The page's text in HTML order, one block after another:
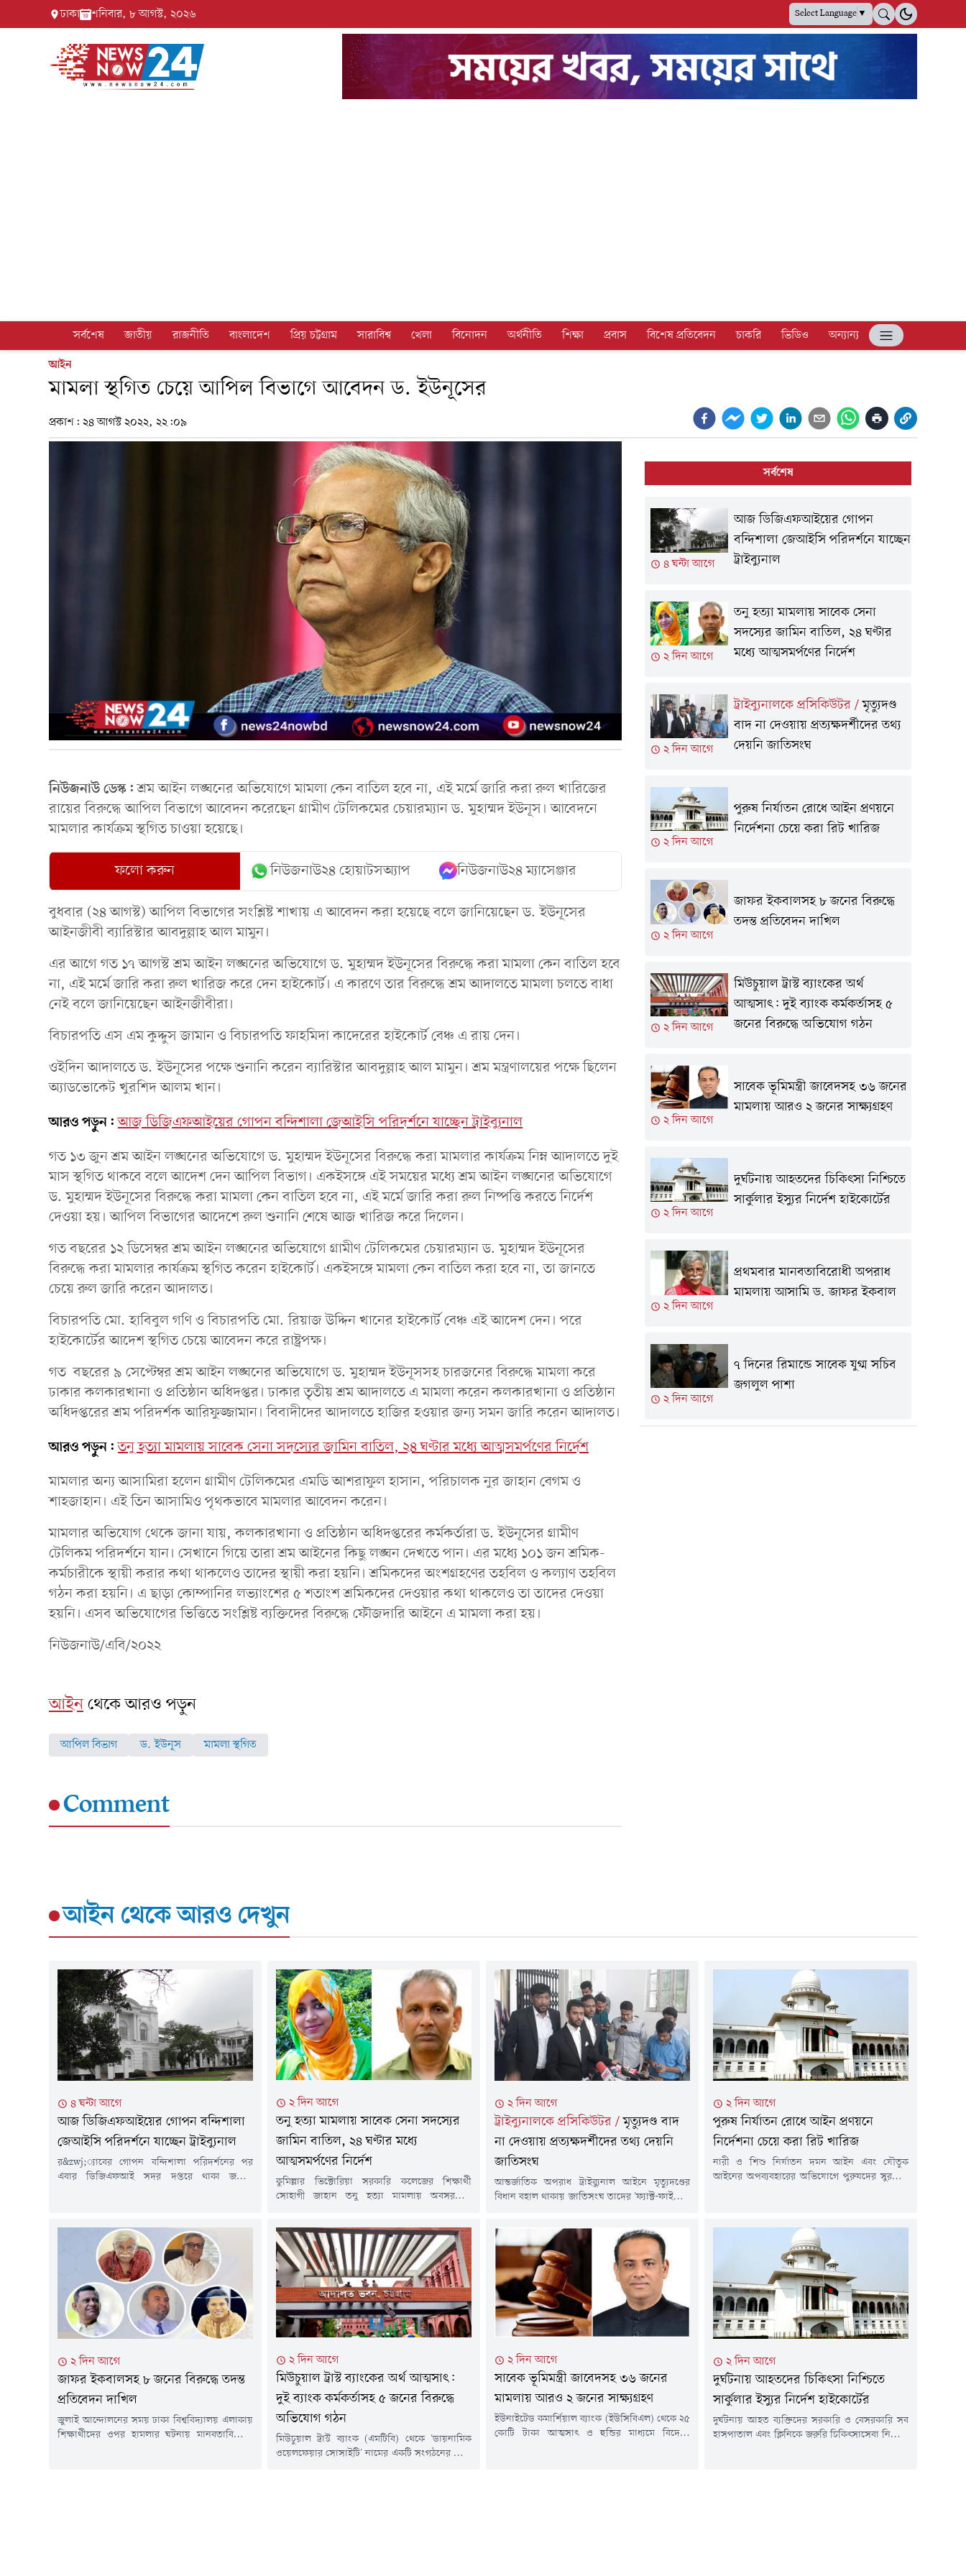
ঢাকা শনিবার, ৮ আগস্ট, ২০২৬ Select Language▼
সর্বশেষ জাতীয় রাজনীতি বাংলাদেশ প্রিয় চট্টগ্রাম সারাবিশ্ব খেলা বিনোদন অর্থনীতি শিক্ষা প্রবাস বিশেষ প্রতিবেদন চাকরি ভিডিও
অন্যান্য
আইন
মামলা স্থগিত চেয়ে আপিল বিভাগে আবেদন ড. ইউনূসের
প্রকাশ: ২৪ আগস্ট ২০২২, ২২:০৯
নিউজনাউ ডেস্ক:শ্রম আইন লঙ্ঘনের অভিযোগে মামলা কেন বাতিল হবে না, এই মর্মে জারি করা রুল খারিজের
রায়ের বিরুদ্ধে আপিল বিভাগে আবেদন করেছেন গ্রামীণ টেলিকমের চেয়ারম্যান ড. মুহাম্মদ ইউনূস। আবেদনে
মামলার কার্যক্রম স্থগিত চাওয়া হয়েছে।
ফলো করুন নিউজনাউ২৪ হোয়াটসঅ্যাপ নিউজনাউ২৪ ম্যাসেঞ্জার
বুধবার (২৪ আগস্ট) আপিল বিভাগের সংশ্লিষ্ট শাখায় এ আবেদন করা হয়েছে বলে জানিয়েছেন ড. ইউনূসের
আইনজীবী ব্যারিস্টার আবদুল্লাহ আল মামুন।
এর আগে গত ১৭ আগস্ট শ্রম আইন লঙ্ঘনের অভিযোগে ড. মুহাম্মদ ইউনূসের বিরুদ্ধে করা মামলা কেন বাতিল হবে
না, এই মর্মে জারি করা রুল খারিজ করে দেন হাইকোর্ট। এ কারণে তার বিরুদ্ধে শ্রম আদালতে মামলা চলতে বাধা
নেই বলে জানিয়েছেন আইনজীবীরা।
বিচারপতি এস এম কুদ্দুস জামান ও বিচারপতি ফাহমিদা কাদেরের হাইকোর্ট বেঞ্চ এ রায় দেন।
ওইদিন আদালতে ড. ইউনূসের পক্ষে শুনানি করেন ব্যারিস্টার আবদুল্লাহ আল মামুন। শ্রম মন্ত্রণালয়ের পক্ষে ছিলেন
অ্যাডভোকেট খুরশিদ আলম খান।
আরও পড়ুন: আজ ডিজিএফআইয়ের গোপন বন্দিশালা জেআইসি পরিদর্শনে যাচ্ছেন ট্রাইব্যুনাল
গত ১৩ জুন শ্রম আইন লঙ্ঘনের অভিযোগে ড. মুহাম্মদ ইউনূসের বিরুদ্ধে করা মামলার কার্যক্রম নিম্ন আদালতে দুই
মাস স্থগিত থাকবে বলে আদেশ দেন আপিল বিভাগ। একইসঙ্গে এই সময়ের মধ্যে শ্রম আইন লঙ্ঘনের অভিযোগে
ড. মুহাম্মদ ইউনূসের বিরুদ্ধে করা মামলা কেন বাতিল হবে না, এই মর্মে জারি করা রুল নিষ্পত্তি করতে নির্দেশ
দেওয়া হয়। আপিল বিভাগের আদেশে রুল শুনানি শেষে আজ খারিজ করে দিলেন।
গত বছরের ১২ ডিসেম্বর শ্রম আইন লঙ্ঘনের অভিযোগে গ্রামীণ টেলিকমের চেয়ারম্যান ড. মুহাম্মদ ইউনূসের
বিরুদ্ধে করা মামলার কার্যক্রম স্থগিত করেন হাইকোর্ট। একইসঙ্গে মামলা কেন বাতিল করা হবে না, তা জানতে
চেয়ে রুল জারি করেন আদালত।
বিচারপতি মো. হাবিবুল গণি ও বিচারপতি মো. রিয়াজ উদ্দিন খানের হাইকোর্ট বেঞ্চ এই আদেশ দেন। পরে
হাইকোর্টের আদেশ স্থগিত চেয়ে আবেদন করে রাষ্ট্রপক্ষ।
গত বছরের ৯ সেপ্টেম্বর শ্রম আইন লঙ্ঘনের অভিযোগে ড. মুহাম্মদ ইউনূসসহ চারজনের বিরুদ্ধে মামলা করে
ঢাকার কলকারখানা ও প্রতিষ্ঠান অধিদপ্তর। ঢাকার তৃতীয় শ্রম আদালতে এ মামলা করেন কলকারখানা ও প্রতিষ্ঠান
অধিদপ্তরের শ্রম পরিদর্শক আরিফুজ্জামান। বিবাদীদের আদালতে হাজির হওয়ার জন্য সমন জারি করেন আদালত।
আরও পড়ুন: তনু হত্যা মামলায় সাবেক সেনা সদস্যের জামিন বাতিল, ২৪ ঘণ্টার মধ্যে আত্মসমর্পণের নির্দেশ
মামলার অন্য আসামিরা হলেন গ্রামীণ টেলিকমের এমডি আশরাফুল হাসান, পরিচালক নুর জাহান বেগম ও
শাহজাহান। এই তিন আসামিও পৃথকভাবে মামলার আবেদন করেন।
মামলার অভিযোগ থেকে জানা যায়, কলকারখানা ও প্রতিষ্ঠান অধিদপ্তরের কর্মকর্তারা ড. ইউনূসের গ্রামীণ
টেলিকম পরিদর্শনে যান। সেখানে গিয়ে তারা শ্রম আইনের কিছু লঙ্ঘন দেখতে পান। এর মধ্যে ১০১ জন শ্রমিক-
কর্মচারীকে স্থায়ী করার কথা থাকলেও তাদের স্থায়ী করা হয়নি। শ্রমিকদের অংশগ্রহণের তহবিল ও কল্যাণ তহবিল
গঠন করা হয়নি। এ ছাড়া কোম্পানির লভ্যাংশের ৫ শতাংশ শ্রমিকদের দেওয়ার কথা থাকলেও তা তাদের দেওয়া
হয়নি। এসব অভিযোগের ভিত্তিতে সংশ্লিষ্ট ব্যক্তিদের বিরুদ্ধে ফৌজদারি আইনে এ মামলা করা হয়।
নিউজনাউ/এবি/২০২২
আইনথেকে আরও পড়ুন
আপিল বিভাগ ড. ইউনূস মামলা স্থগিত
Comment
সর্বশেষ
৪ ঘন্টা আগে
আজ ডিজিএফআইয়ের গোপন
বন্দিশালা জেআইসি পরিদর্শনে যাচ্ছেন
ট্রাইব্যুনাল
২ দিন আগে
তনু হত্যা মামলায় সাবেক সেনা
সদস্যের জামিন বাতিল, ২৪ ঘণ্টার
মধ্যে আত্মসমর্পণের নির্দেশ
২ দিন আগে
ট্রাইব্যুনালকে প্রসিকিউটর/মৃত্যুদণ্ড
বাদ না দেওয়ায় প্রত্যক্ষদর্শীদের তথ্য
দেয়নি জাতিসংঘ
২ দিন আগে
পুরুষ নির্যাতন রোধে আইন প্রণয়নে
নির্দেশনা চেয়ে করা রিট খারিজ
২ দিন আগে
জাফর ইকবালসহ ৮ জনের বিরুদ্ধে
তদন্ত প্রতিবেদন দাখিল
২ দিন আগে
মিউচুয়াল ট্রাস্ট ব্যাংকের অর্থ
আত্মসাৎ: দুই ব্যাংক কর্মকর্তাসহ ৫
জনের বিরুদ্ধে অভিযোগ গঠন
২ দিন আগে
সাবেক ভূমিমন্ত্রী জাবেদসহ ৩৬ জনের
মামলায় আরও ২ জনের সাক্ষ্যগ্রহণ
২ দিন আগে
দুর্ঘটনায় আহতদের চিকিৎসা নিশ্চিতে
সার্কুলার ইস্যুর নির্দেশ হাইকোর্টের
২ দিন আগে
প্রথমবার মানবতাবিরোধী অপরাধ
মামলায় আসামি ড. জাফর ইকবাল
২ দিন আগে
৭ দিনের রিমান্ডে সাবেক যুগ্ম সচিব
জগলুল পাশা
আইনথেকে আরও দেখুন
৪ ঘন্টা আগে
আজ ডিজিএফআইয়ের গোপন বন্দিশালা
জেআইসি পরিদর্শনে যাচ্ছেন ট্রাইব্যুনাল
র&zwj;্যাবের গোপন বন্দিশালা পরিদর্শনের পর
এবার ডিজিএফআই সদর দপ্তরে থাকা জয়েন্ট
১১টার দিকে এ পরিদর্শনে যাওয়ার কথা রয়েছে
তাদের। আওয়ামী লীগ সরকারের শাসনামলে
সংঘটিত গুম-নির্যাতনের ঘটনায় হওয়া
মানবতাবিরোধী অপরাধের মামলার বিচারের স্বার্থে এ
পরিদর্শন বলে...
২ দিন আগে
তনু হত্যা মামলায় সাবেক সেনা সদস্যের
জামিন বাতিল, ২৪ ঘণ্টার মধ্যে
আত্মসমর্পণের নির্দেশ
কুমিল্লার ভিক্টোরিয়া সরকারি কলেজের শিক্ষার্থী
সোহাগী জাহান তনু হত্যা মামলায় অবসরপ্রাপ্ত
করেছেন আদালত। একই সঙ্গে তাকে ২৪ ঘণ্টার মধ্যে
আত্মসমর্পণের নির্দেশ দেওয়া হয়েছে।বৃহস্পতিবার (৬
আগস্ট) বিষয়টি নিশ্চিত করেন অ্যাটর্নি জেনারেল মো.
রুহুল কুদ্দুস কাজল।এর আগে গত ২ আগস্ট হাইকোর্টের
বিচারপতি জাকির আহমেদ ও বিচারপতি সাথীকা...
২ দিন আগে
ট্রাইব্যুনালকে প্রসিকিউটর /মৃত্যুদণ্ড বাদ
না দেওয়ায় প্রত্যক্ষদর্শীদের তথ্য দেয়নি
জাতিসংঘ
আন্তর্জাতিক অপরাধ ট্রাইব্যুনাল আইনে মৃত্যুদণ্ডের
বিধান বহাল থাকায় জাতিসংঘ তাদের 'ফ্যাক্ট-ফাইন্ডিং'
করেনি বলে জানিয়েছেন প্রসিকিউটর গাজী
মোনাওয়ার হুসাইন তামীম।বৃহস্পতিবার (৬ আগস্ট)
আন্তর্জাতিক অপরাধ ট্রাইব্যুনাল-২-এ একটি মামলার
শুনানিতে এ তথ্য জানিয়েছেন তিনি।ট্রাইব্যুনাল-২-এ
আজ জুলাই গণ-অভ্যুত্থানের সময় সংঘটিত
মানবতাবিরোধী অপরাধের ঘটনায় আওয়ামী লীগের
(কার্যক্রম নিষিদ্ধ) সাধারণ সম্পাদক...
২ দিন আগে
পুরুষ নির্যাতন রোধে আইন প্রণয়নে
নির্দেশনা চেয়ে করা রিট খারিজ
নারী ও শিশু নির্যাতন দমন আইন এবং যৌতুক
আইনের অপব্যবহারের অভিযোগে পুরুষদের সুরক্ষায়
বিচারপতি দেবাশীষ রায় চৌধুরীর সমন্বয়ে গঠিত
হাইকোর্ট বেঞ্চ বৃহস্পতিবার (৬ আগস্ট) শুনানি শেষে এ
আদেশ দেন।বাটারফ্লাই হিউম্যান রাইটস
ফাউন্ডেশনের...
২ দিন আগে
জাফর ইকবালসহ ৮ জনের বিরুদ্ধে তদন্ত
প্রতিবেদন দাখিল
জুলাই আন্দোলনের সময় ঢাকা বিশ্ববিদ্যালয় এলাকায়
শিক্ষার্থীদের ওপর হামলার ঘটনায় মানবতাবিরোধী
২ দিন আগে
মিউচুয়াল ট্রাস্ট ব্যাংকের অর্থ আত্মসাৎ:
দুই ব্যাংক কর্মকর্তাসহ ৫ জনের বিরুদ্ধে
অভিযোগ গঠন
মিউচুয়াল ট্রাস্ট ব্যাংক (এমটিবি) থেকে 'ডায়নামিক
ওয়েলফেয়ার সোসাইটি' নামের একটি সংগঠনের নামে
২ দিন আগে
সাবেক ভূমিমন্ত্রী জাবেদসহ ৩৬ জনের
মামলায় আরও ২ জনের সাক্ষ্যগ্রহণ
ইউনাইটেড কমার্শিয়াল ব্যাংক (ইউসিবিএল) থেকে ২৫
কোটি টাকা আত্মসাৎ ও হুন্ডির মাধ্যমে বিদেশে
২ দিন আগে
দুর্ঘটনায় আহতদের চিকিৎসা নিশ্চিতে
সার্কুলার ইস্যুর নির্দেশ হাইকোর্টের
দুর্ঘটনায় আহত ব্যক্তিদের সরকারি ও বেসরকারি সব
হাসপাতাল এবং ক্লিনিকে জরুরি চিকিৎসাসেবা নিশ্চিত